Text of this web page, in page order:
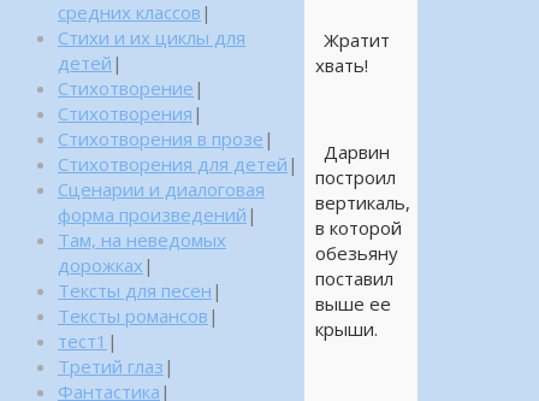
Жратит
хвать!
Дарвин
построил
вертикаль,
в которой
обезьяну
поставил
выше ее
крыши.
средних классов |
Стихи и их циклы для
детей |
Стихотворение |
Стихотворения |
Стихотворения в прозе |
Стихотворения для детей |
Сценарии и диалоговая
форма произведений |
Там, на неведомых
дорожках |
Тексты для песен |
Тексты романсов |
тест1 |
Третий глаз |
Фантастика |